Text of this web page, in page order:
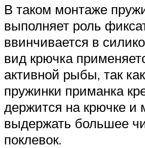
В таком монтаже
выполняет роль
ввинчивается в
вид крючка
активной рыбы, так
пружинки приманка
держится на крючке и
выдержать большее
поклевок.